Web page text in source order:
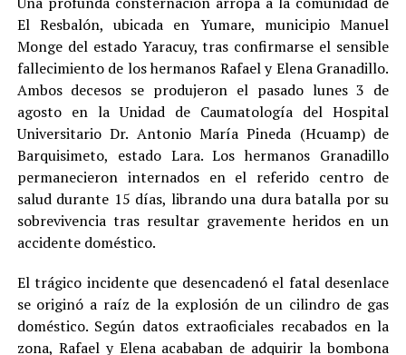
El Resbalón, ubicada en Yumare, municipio Manuel
Monge del estado Yaracuy, tras confirmarse el sensible
fallecimiento de los hermanos Rafael y Elena Granadillo.
Ambos decesos se produjeron el pasado lunes 3 de
agosto en la Unidad de Caumatología del Hospital
Universitario Dr. Antonio María Pineda (Hcuamp) de
Barquisimeto, estado Lara. Los hermanos Granadillo
permanecieron internados en el referido centro de
salud durante 15 días, librando una dura batalla por su
sobrevivencia tras resultar gravemente heridos en un
accidente doméstico.
El trágico incidente que desencadenó el fatal desenlace
se originó a raíz de la explosión de un cilindro de gas
doméstico. Según datos extraoficiales recabados en la
zona, Rafael y Elena acababan de adquirir la bombona